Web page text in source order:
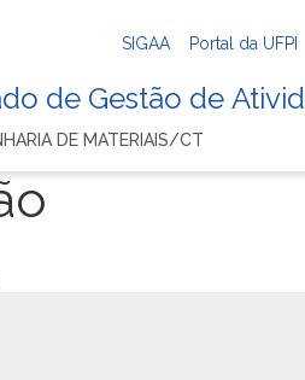
SIGAA Portal da UFPI
de Gestão de
DE MATERIAIS/CT